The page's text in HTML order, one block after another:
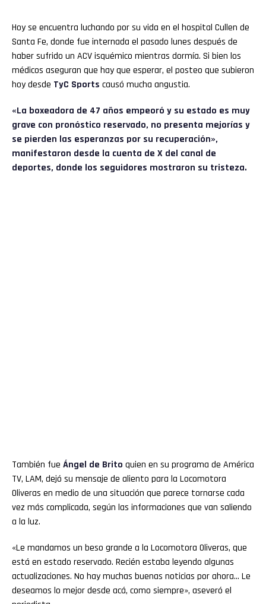
Hoy se encuentra luchando por su vida en el hospital Cullen de
Santa Fe, donde fue internada el pasado lunes después de
haber sufrido un ACV isquémico mientras dormía. Si bien los
médicos aseguran que hay que esperar, el posteo que subieron
hoy desde TyC Sports causó mucha angustia.
«La boxeadora de 47 años empeoró y su estado es muy
grave con pronóstico reservado, no presenta mejorías y
se pierden las esperanzas por su recuperación»,
manifestaron desde la cuenta de X del canal de
deportes, donde los seguidores mostraron su tristeza.
También fue Ángel de Brito quien en su programa de América
TV, LAM, dejó su mensaje de aliento para la Locomotora
Oliveras en medio de una situación que parece tornarse cada
vez más complicada, según las informaciones que van saliendo
a la luz.
«Le mandamos un beso grande a la Locomotora Oliveras, que
está en estado reservado. Recién estaba leyendo algunas
actualizaciones. No hay muchas buenas noticias por ahora… Le
deseamos lo mejor desde acá, como siempre», aseveró el